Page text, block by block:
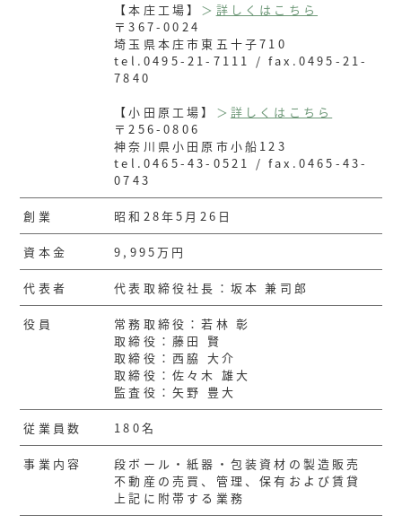
【本庄工場】 ＞ 詳しくはこちら
〒367-0024
埼玉県本庄市東五十子710
tel.0495-21-7111 / fax.0495-21-
7840
【小田原工場】 ＞ 詳しくはこちら
〒256-0806
神奈川県小田原市小船123
tel.0465-43-0521 / fax.0465-43-
0743
創業 昭和28年5月26日
資本金 9,995万円
代表者 代表取締役社長：坂本 兼司郎
役員
常務取締役：若林 彰
取締役：藤田 賢
取締役：西脇 大介
取締役：佐々木 雄大
監査役：矢野 豊大
従業員数 180名
事業内容
段ボール・紙器・包装資材の製造販売
不動産の売買、管理、保有および賃貸
上記に附帯する業務